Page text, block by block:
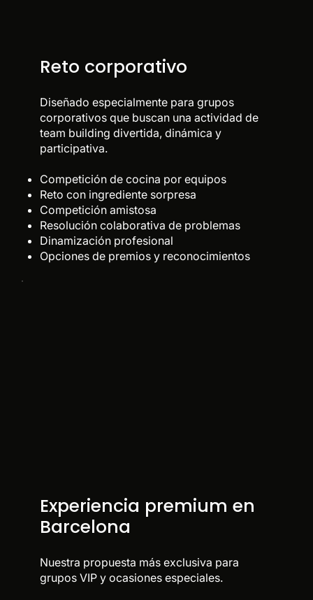
Reto corporativo
Diseñado especialmente para grupos
corporativos que buscan una actividad de
team building divertida, dinámica y
participativa.
Competición de cocina por equipos
Reto con ingrediente sorpresa
Competición amistosa
Resolución colaborativa de problemas
Dinamización profesional
Opciones de premios y reconocimientos
Experiencia premium en
Barcelona
Nuestra propuesta más exclusiva para
grupos VIP y ocasiones especiales.